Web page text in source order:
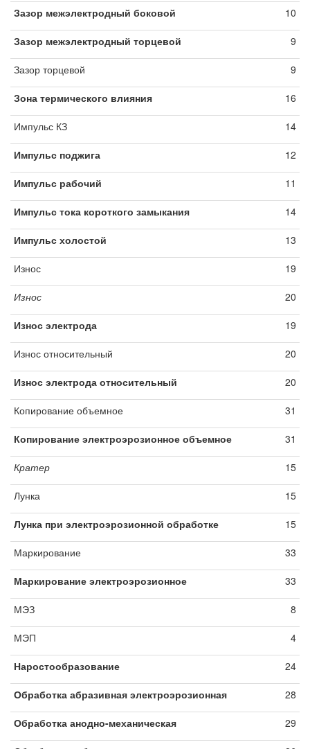
Зазор межэлектродный боковой 10
Зазор межэлектродный торцевой 9
Зазор торцевой 9
Зона термического влияния 16
Импульс КЗ 14
Импульс поджига 12
Импульс рабочий 11
Импульс тока короткого замыкания 14
Импульс холостой 13
Износ 19
Износ 20
Износ электрода 19
Износ относительный 20
Износ электрода относительный 20
Копирование объемное 31
Копирование электроэрозионное объемное 31
Кратер 15
Лунка 15
Лунка при электроэрозионной обработке 15
Маркирование 33
Маркирование электроэрозионное 33
МЭЗ 8
МЭП 4
Наростообразование 24
Обработка абразивная электроэрозионная 28
Обработка анодно-механическая 29